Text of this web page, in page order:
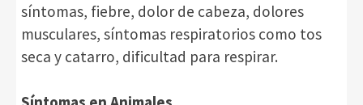
síntomas, fiebre, dolor de cabeza, dolores
musculares, síntomas respiratorios como tos
seca y catarro, dificultad para respirar.